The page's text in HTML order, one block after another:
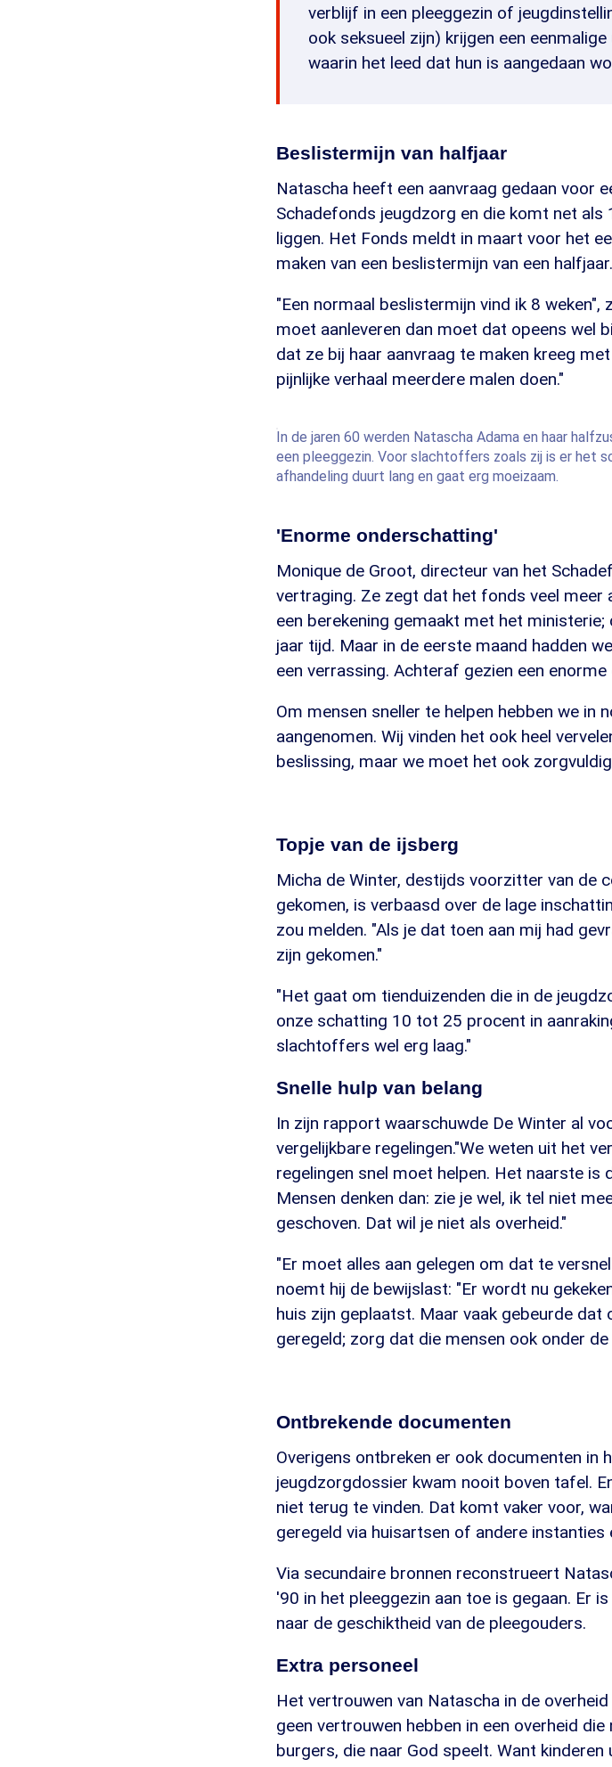
verblijf in een pleeggezin of
ook seksueel zijn) krijgen een
waarin het leed dat hun is aangedaan
Beslistermijn van halfjaar
Natascha heeft een aanvraag gedaan voor
Schadefonds jeugdzorg en die komt net
liggen. Het Fonds meldt in maart voor het
maken van een beslistermijn van een halfjaar.
"Een normaal beslistermijn vind ik 8
moet aanleveren dan moet dat opeens wel
dat ze bij haar aanvraag te maken kreeg
pijnlijke verhaal meerdere malen doen."
In de jaren 60 werden Natascha Adama en haar
een pleeggezin. Voor slachtoffers zoals zij is er het
afhandeling duurt lang en gaat erg moeizaam.
'Enorme onderschatting'
Monique de Groot, directeur van het
vertraging. Ze zegt dat het fonds veel meer
een berekening gemaakt met het
jaar tijd. Maar in de eerste maand hadden
een verrassing. Achteraf gezien een
Om mensen sneller te helpen hebben we in
aangenomen. Wij vinden het ook heel
beslissing, maar we moet het ook zorgvuldig
Topje van de ijsberg
Micha de Winter, destijds voorzitter van de
gekomen, is verbaasd over de lage
zou melden. "Als je dat toen aan mij had
zijn gekomen."
"Het gaat om tienduizenden die in de
onze schatting 10 tot 25 procent in
slachtoffers wel erg laag."
Snelle hulp van belang
In zijn rapport waarschuwde De Winter al
vergelijkbare regelingen."We weten uit het
regelingen snel moet helpen. Het naarste is
Mensen denken dan: zie je wel, ik tel niet
geschoven. Dat wil je niet als overheid."
"Er moet alles aan gelegen om dat te
noemt hij de bewijslast: "Er wordt nu
huis zijn geplaatst. Maar vaak gebeurde
geregeld; zorg dat die mensen ook onder de
Ontbrekende documenten
Overigens ontbreken er ook documenten in
jeugdzorgdossier kwam nooit boven tafel.
niet terug te vinden. Dat komt vaker voor,
geregeld via huisartsen of andere
Via secundaire bronnen reconstrueert
'90 in het pleeggezin aan toe is gegaan. Er
naar de geschiktheid van de pleegouders.
Extra personeel
Het vertrouwen van Natascha in de
geen vertrouwen hebben in een overheid
burgers, die naar God speelt. Want